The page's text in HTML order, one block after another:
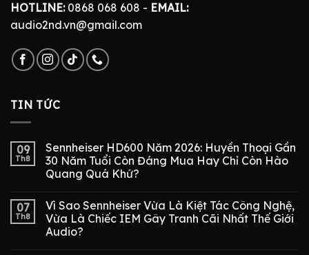
HOTLINE:0868 068 608 - EMAIL:
audio2nd.vn@gmail.com
TIN TỨC
09
Th8
Sennheiser HD600 Năm 2026: Huyền Thoại Gần
30 Năm Tuổi Còn Đáng Mua Hay Chỉ Còn Hào
Quang Quá Khứ?
07
Th8
Vì Sao Sennheiser Vừa Là Kiệt Tác Công Nghệ,
Vừa Là Chiếc IEM Gây Tranh Cãi Nhất Thế Giới
Audio?